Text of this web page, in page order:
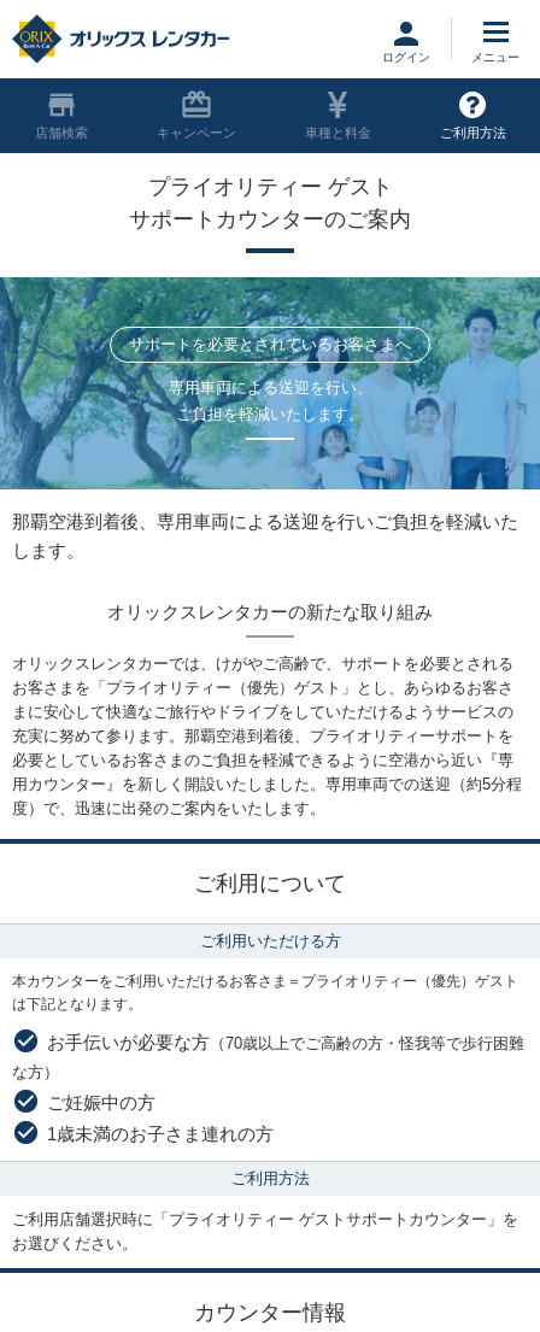
ログイン
店舗 キャンペーン 車種と料金 ご利用方法
プライオリティー ゲスト
サポートカウンターのご案内
サポートを必要とされているお客さまへ
専用車両による送迎を行い、
ご負担を軽減いたします。
那覇空港到着後、専用車両による送迎を行いご負担を軽減いた
します。
オリックスレンタカーの新たな取り組み
オリックスレンタカーでは、けがやご高齢で、サポートを必要とされる
お客さまを「プライオリティー（優先）ゲスト」とし、あらゆるお客さ
まに安心して快適なご旅行やドライブをしていただけるようサービスの
充実に努めて参ります。那覇空港到着後、プライオリティーサポートを
必要としているお客さまのご負担を軽減できるように空港から近い『専
用カウンター』を新しく開設いたしました。専用車両での送迎（約5分程
度）で、迅速に出発のご案内をいたします。
ご利用について
ご利用いただける方
本カウンターをご利用いただけるお客さま＝プライオリティー（優先）ゲスト
は下記となります。
お手伝いが必要な方 （70歳以上でご高齢の方・怪我等で歩行困難
な方）
ご妊娠中の方
1歳未満のお子さま連れの方
ご利用方法
ご利用店舗選択時に 「プライオリティー ゲストサポートカウンター」 を
お選びください。
カウンター情報